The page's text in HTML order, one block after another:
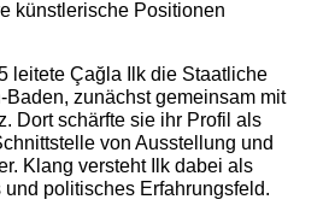
künstlerische Positionen
leitete Çağla Ilk die Staatliche
Baden, zunächst gemeinsam mit
Dort schärfte sie ihr Profil als
von Ausstellung und
Klang versteht Ilk dabei als
politisches Erfahrungsfeld.